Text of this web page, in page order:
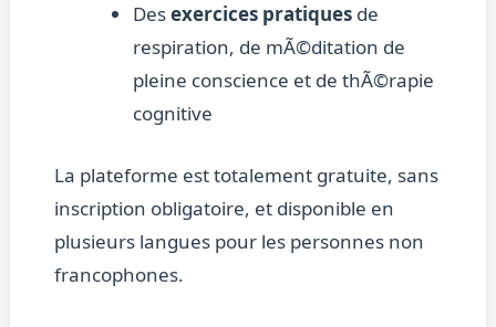
Desexercices pratiquesde
respiration, de mÃ©ditation de
pleine conscience et de thÃ©rapie
cognitive
La plateforme est totalement gratuite, sans
inscription obligatoire, et disponible en
plusieurs langues pour les personnes non
francophones.